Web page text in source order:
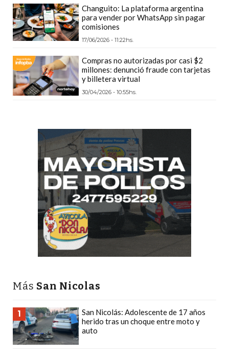
PLATAFORMAS
DE
VENTA
POR
WHATSAPP
CÓMO
RECIBIR
COMIDA
WHATSAPP:
DEFINITIVA
RESTAURANTES
DELIVERIES
UNA
ONLINE:
¿CUÁL
ES
Changuito: La plataforma argentina
para vender por WhatsApp sin pagar
comisiones
17/06/2026 - 11:22hs.
Compras no autorizadas por casi $2
millones: denunció fraude con tarjetas
y billetera virtual
30/04/2026 - 10:55hs.
Más San Nicolas
1
San Nicolás: Adolescente de 17 años
herido tras un choque entre moto y
auto